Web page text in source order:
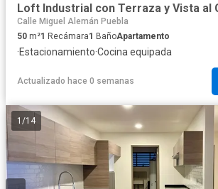
Calle Miguel Alemán Puebla
50 m²1 Recámara1 BañoApartamento
·Estacionamiento·Cocina equipada
Actualizado hace 0 semanas
1 /14